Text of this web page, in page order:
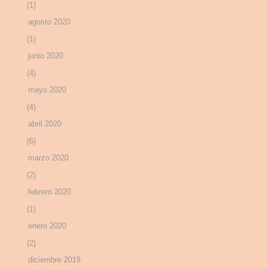
(1)
agosto 2020
(1)
junio 2020
(4)
mayo 2020
(4)
abril 2020
(6)
marzo 2020
(2)
febrero 2020
(1)
enero 2020
(2)
diciembre 2019